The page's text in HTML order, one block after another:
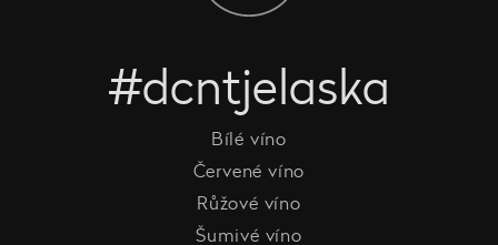
#dcntjelaska
Bílé víno
Červené víno
Růžové víno
Šumivé víno